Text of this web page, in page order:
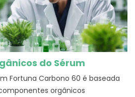
do Sérum
Fortuna Carbono 60 é baseada
orgânicos